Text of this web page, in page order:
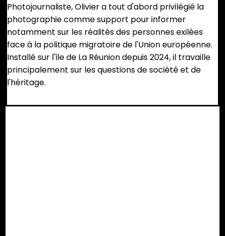
Photojournaliste, Olivier a tout d'abord privilégié la
photographie comme support pour informer
notamment sur les réalités des personnes exilées
face à la politique migratoire de l'Union européenne.
Installé sur l'île de La Réunion depuis 2024, il travaille
principalement sur les questions de société et de
l'héritage.